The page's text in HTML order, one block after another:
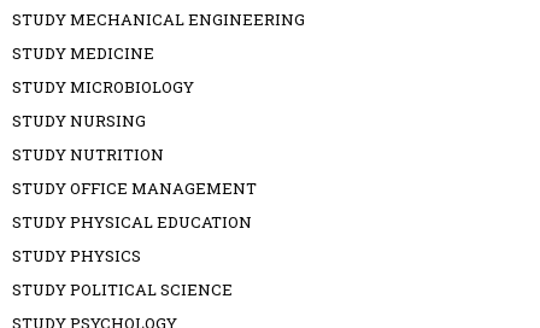
STUDY MECHANICAL ENGINEERING
STUDY MEDICINE
STUDY MICROBIOLOGY
STUDY NURSING
STUDY NUTRITION
STUDY OFFICE MANAGEMENT
STUDY PHYSICAL EDUCATION
STUDY PHYSICS
STUDY POLITICAL SCIENCE
STUDY PSYCHOLOGY